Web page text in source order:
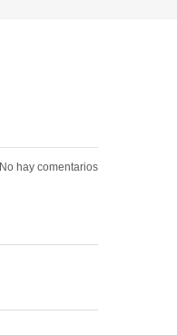
No hay comentarios